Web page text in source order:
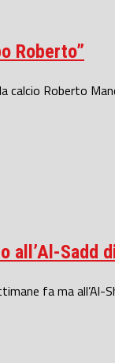
Roberto”
Roberto
Sadd
fa ma